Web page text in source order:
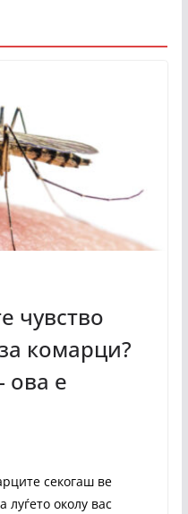
чувство
комарци?
ова е
секогаш ве
луѓето околу вас